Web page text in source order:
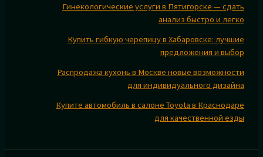
Гинекологические услуги в Пятигорске — сдать
анализ быстро и легко
Купить гибкую черепицу в Хабаровске: лучшие
предложения и выбор
Распродажа кухонь в Москве новые возможности
для индивидуального дизайна
Купите автомобиль в салоне Toyota в Краснодаре
для качественной езды